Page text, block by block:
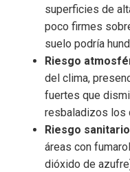
superficies de
poco firmes
suelo podría
Riesgo
del clima,
fuertes que
resbaladizos los
Riesgo
áreas con
dióxido de